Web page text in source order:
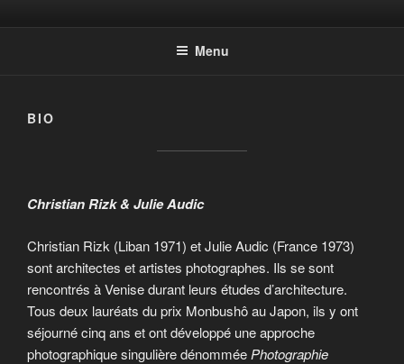
au
Photographic Artwork
Menu
BIO
Christian Rizk & Julie Audic
Christian Rizk (Liban 1971) et Julie Audic (France 1973)
sont architectes et artistes photographes. Ils se sont
rencontrés à Venise durant leurs études d’architecture.
Tous deux lauréats du prix Monbushô au Japon, ils y ont
séjourné cinq ans et ont développé une approche
photographique singulière dénommée Photographie